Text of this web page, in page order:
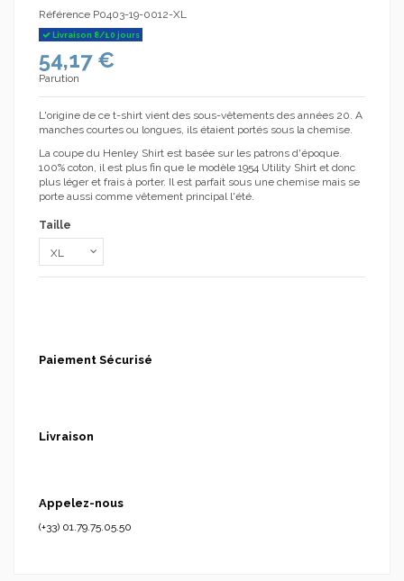
Référence P0403-19-0012-XL
Livraison 8/10 jours
54,17 €
Parution
L'origine de ce t-shirt vient des sous-vêtements des années 20. A
manches courtes ou longues, ils étaient portés sous la chemise.
La coupe du Henley Shirt est basée sur les patrons d'époque.
100% coton, il est plus fin que le modèle 1954 Utility Shirt et donc
plus léger et frais à porter. Il est parfait sous une chemise mais se
porte aussi comme vêtement principal l'été.
Taille
Paiement Sécurisé
Livraison
Appelez-nous
(+33) 01.79.75.05.50